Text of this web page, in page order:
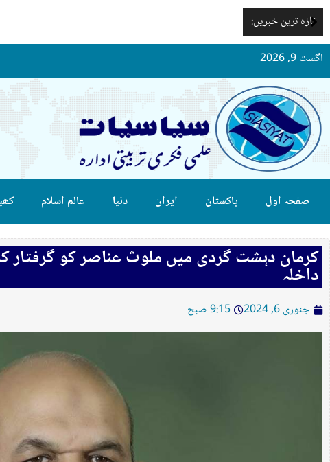
تازہ ترین خبریں:
اگست 9, 2026
صفحہ اول پاکستان ایران دنیا عالم اسلام
کرمان دہشت گردی میں ملوث عناصر کو گرفتار کر
داخلہ
جنوری 6, 2024 9:15 صبح